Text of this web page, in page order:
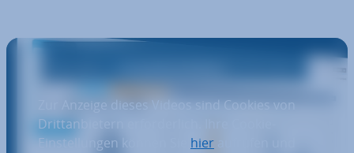
Zur Anzeige dieses Videos sind Cookies von
Drittanbietern erforderlich. Ihre Cookie-
Einstellungen können Sie hier